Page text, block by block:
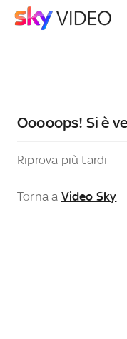
Ooooops! Si è
Riprova più tardi
Torna a Video Sky